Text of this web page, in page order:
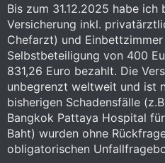
Bis zum 31.12.2025 habe ich
Versicherung inkl.
Chefarzt) und
Selbstbeteiligung von 400
831,26 Euro bezahlt. Die
unbegrenzt weltweit und ist
bisherigen Schadensfälle
Bangkok Pattaya Hospital
Baht) wurden ohne
obligatorischen